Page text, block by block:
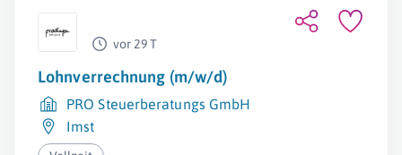
vor 29 T
Lohnverrechnung (m/w/d)
PRO Steuerberatungs GmbH
Imst